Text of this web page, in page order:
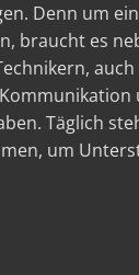
Denn um
braucht es
auch
Täglich
um